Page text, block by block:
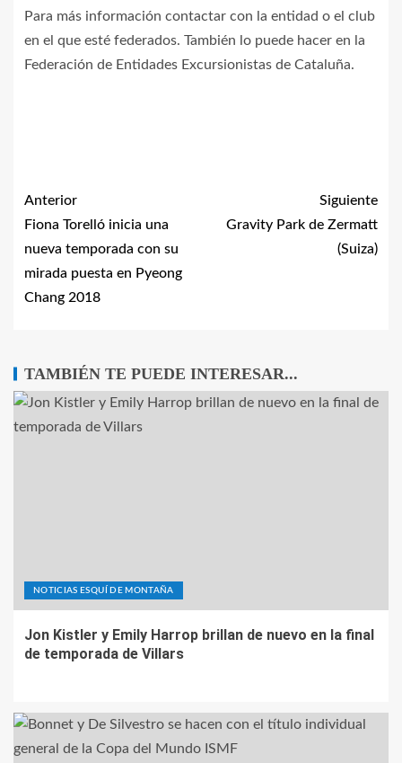
Para más información contactar con la entidad o el club
en el que esté federados. También lo puede hacer en la
Federación de Entidades Excursionistas de Cataluña.
Anterior
Fiona Torelló inicia una
nueva temporada con su
mirada puesta en Pyeong
Chang 2018
Siguiente
Gravity Park de Zermatt
(Suiza)
TAMBIÉN TE PUEDE INTERESAR...
NOTICIAS ESQUÍ DE MONTAÑA
Jon Kistler y Emily Harrop brillan de nuevo en la final
de temporada de Villars